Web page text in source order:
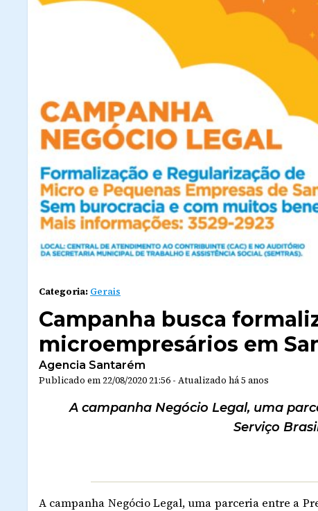
Categoria: Gerais
Campanha busca
microempresários em
Agencia Santarém
Publicado em 22/08/2020 21:56 - Atualizado há 5 anos
A campanha Negócio Legal, uma
Serviço
A campanha Negócio Legal, uma parceria entre a